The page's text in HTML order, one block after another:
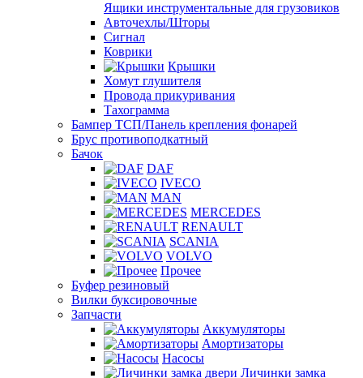
Ящики инструментальные для грузовиков
Авточехлы/Шторы
Сигнал
Коврики
Крышки
Хомут глушителя
Провода прикуривания
Тахограмма
Бампер ТСП/Панель крепления фонарей
Брус противоподкатный
Бачок
DAF
IVECO
MAN
MERCEDES
RENAULT
SCANIA
VOLVO
Прочее
Буфер резиновый
Вилки буксировочные
Запчасти
Аккумуляторы
Амортизаторы
Насосы
Личинки замка